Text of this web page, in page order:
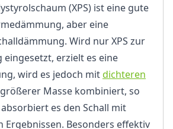
(XPS) ist eine gute
aber eine
Wird nur XPS zur
eingesetzt, erzielt es eine
wird es jedoch mitdichteren
Masse kombiniert, so
es den Schall mit
Ergebnissen. Besonders effektiv